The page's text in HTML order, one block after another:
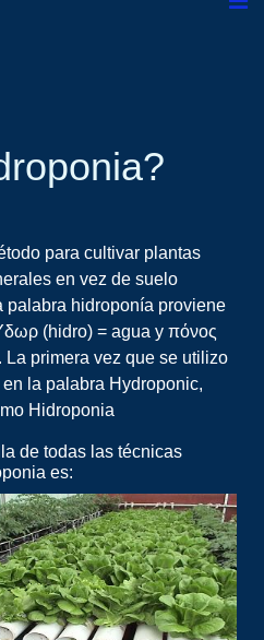
para cultivar plantas
en vez de suelo
palabra hidroponía proviene
(hidro) = agua y πόνος
La primera vez que se utilizo
la palabra Hydroponic,
Hidroponia
de todas las técnicas
es: